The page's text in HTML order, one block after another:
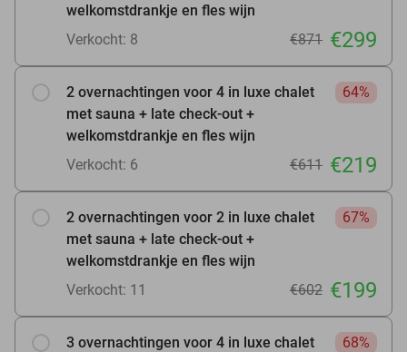
welkomstdrankje en fles wijn
Verkocht: 8 €871 €299
2 overnachtingen voor 4 in luxe chalet
met sauna + late check-out +
welkomstdrankje en fles wijn
64%
Verkocht: 6 €611 €219
2 overnachtingen voor 2 in luxe chalet
met sauna + late check-out +
welkomstdrankje en fles wijn
67%
Verkocht: 11 €602 €199
3 overnachtingen voor 4 in luxe chalet
68%